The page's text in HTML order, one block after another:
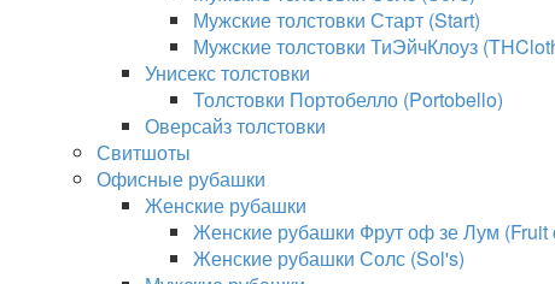
Мужские толстовки Старт (Start)
Мужские толстовки ТиЭйчКлоуз
Унисекс толстовки
Толстовки Портобелло (Portobello)
Оверсайз толстовки
Свитшоты
Офисные рубашки
Женские рубашки
Женские рубашки Фрут оф зе Лум (Fruit
Женские рубашки Солс (Sol's)